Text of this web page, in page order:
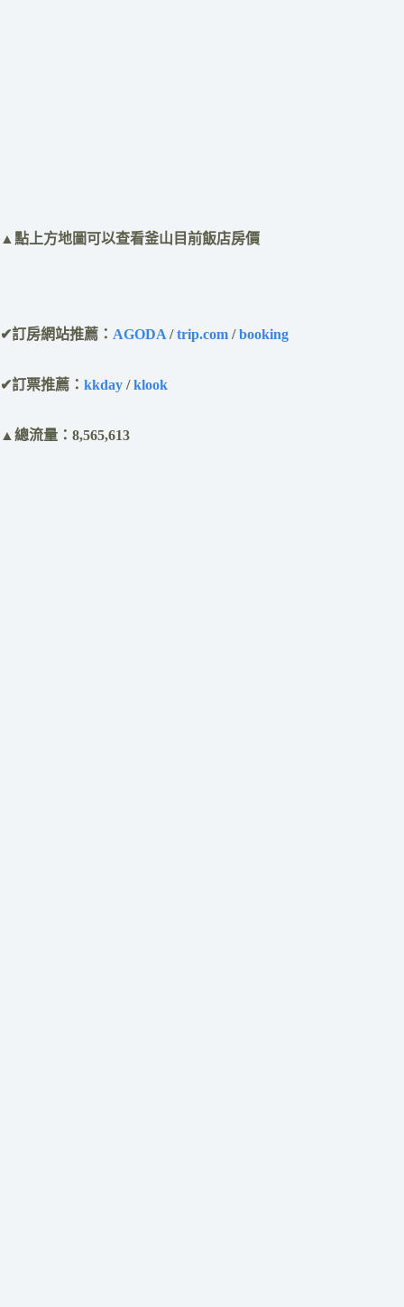
​▲點上方地圖可以查看釜山目前飯店房價
✔訂房網站推薦： AGODA /trip.com /booking
✔訂票推薦： kkday /klook
▲總流量：8,565,613